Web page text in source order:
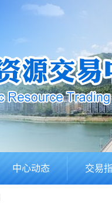
中心动态 交易